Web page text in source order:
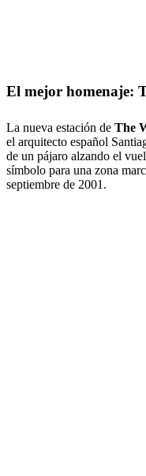
El mejor homenaje:
La nueva estación de The
el arquitecto español
de un pájaro alzando el
símbolo para una zona
septiembre de 2001.